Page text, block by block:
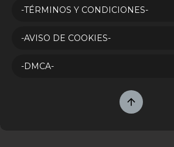
-TÉRMINOS Y CONDICIONES-
-AVISO DE COOKIES-
-DMCA-